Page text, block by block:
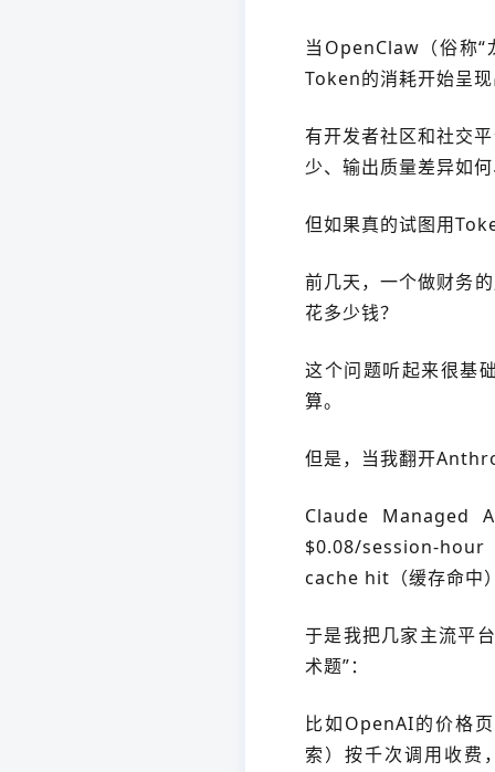
当OpenClaw（俗称“
Token的消耗开始呈
有开发者社区和社交
少、输出质量差异如
但如果真的试图用
前几天，一个做财务
花多少钱？
这个问题听起来很基
算。
但是，当我翻开
Claude
$0.08/session-hour
cache hit（缓存命中
于是我把几家主流平
术题”：
比如OpenAI的价格
索）按千次调用收